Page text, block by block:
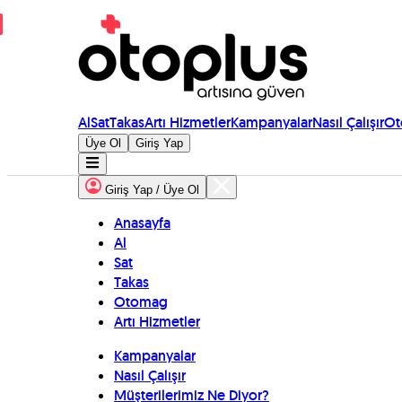
AlSatTakasArtı HizmetlerKampanyalarNasıl Çalışır
Üye Ol Giriş Yap
Giriş Yap / Üye Ol
Anasayfa
Al
Sat
Takas
Otomag
Artı Hizmetler
Kampanyalar
Nasıl Çalışır
Müşterilerimiz Ne Diyor?